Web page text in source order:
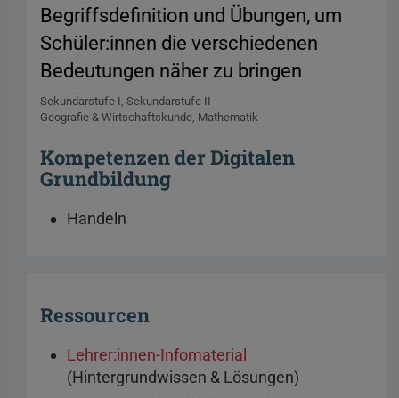
Begriffsdefinition und Übungen, um
Schüler:innen die verschiedenen
Bedeutungen näher zu bringen
Sekundarstufe I Sekundarstufe II
Geografie & Wirtschaftskunde Mathematik
Kompetenzen der Digitalen
Grundbildung
Handeln
Ressourcen
Lehrer:innen-Infomaterial
(Hintergrundwissen & Lösungen)